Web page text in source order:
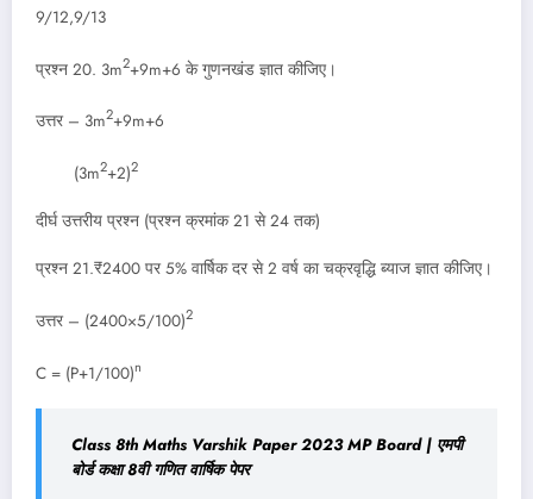
9/12,9/13
प्रश्न 20. 3m2+9m+6 के गुणनखंड ज्ञात कीजिए।
उत्तर – 3m2+9m+6
(3m2+2)2
दीर्घ उत्तरीय प्रश्न (प्रश्न क्रमांक 21 से 24 तक)
प्रश्न 21.₹2400 पर 5% वार्षिक दर से 2 वर्ष का चक्रवृद्धि ब्याज ज्ञात कीजिए।
उत्तर – (2400×5/100)2
C = (P+1/100)n
Class 8th Maths Varshik Paper 2023 MP Board | एमपी
बोर्ड कक्षा 8वी गणित वार्षिक पेपर